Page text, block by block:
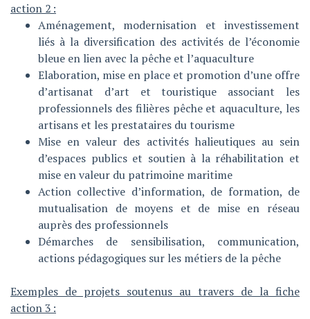
action 2 :
Aménagement, modernisation et investissement
liés à la diversification des activités de l’économie
bleue en lien avec la pêche et l’aquaculture
Elaboration, mise en place et promotion d’une offre
d’artisanat d’art et touristique associant les
professionnels des filières pêche et aquaculture, les
artisans et les prestataires du tourisme
Mise en valeur des activités halieutiques au sein
d’espaces publics et soutien à la réhabilitation et
mise en valeur du patrimoine maritime
Action collective d’information, de formation, de
mutualisation de moyens et de mise en réseau
auprès des professionnels
Démarches de sensibilisation, communication,
actions pédagogiques sur les métiers de la pêche
Exemples de projets soutenus au travers de la fiche
action 3 :